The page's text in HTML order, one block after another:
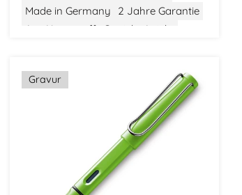
Made in Germany
2 Jahre Garantie
Aus Kunststoff
Gewicht: Leicht
Gravur